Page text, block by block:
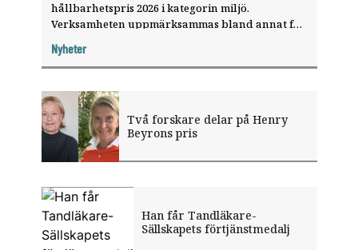
hållbarhetspris 2026 i kategorin miljö.
Verksamheten uppmärksammas bland annat för
Nyheter
Två forskare delar på Henry
Beyrons pris
Han får Tandläkare-
Sällskapets förtjänstmedalj